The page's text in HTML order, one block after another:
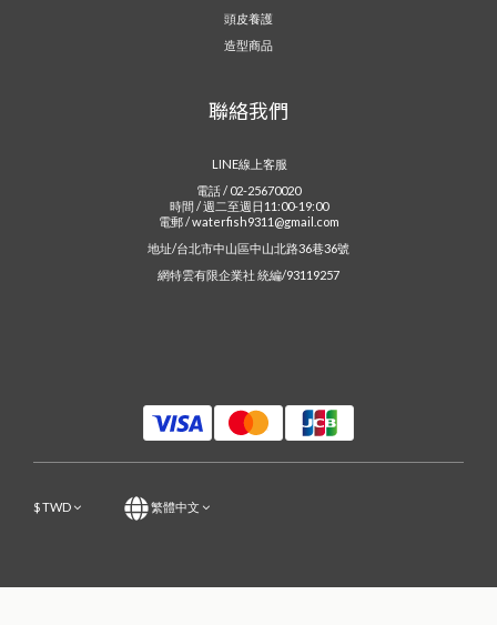
頭皮養護
造型商品
聯絡我們
LINE線上客服
電話 / 02-25670020
時間 / 週二至週日11:00-19:00
電郵 / waterfish9311@gmail.com
地址/台北市中山區中山北路36巷36號
網特雲有限企業社 統編/93119257
$TWD 繁體中文